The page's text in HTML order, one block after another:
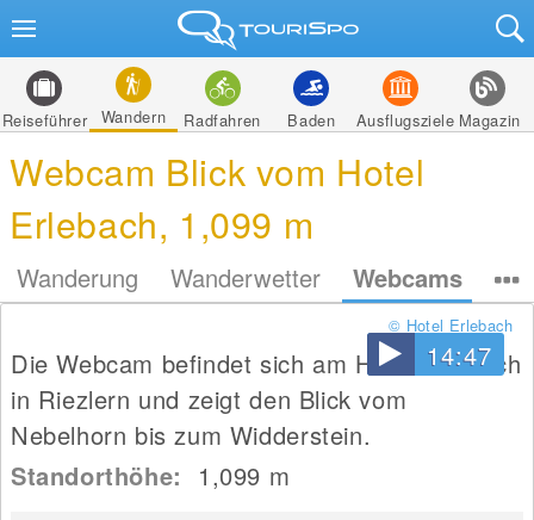
Reiseführer Wandern Radfahren Baden Ausflugsziele Magazin
Webcam Blick vom Hotel
Erlebach, 1,099 m
Wanderung Wanderwetter Webcams
14:47
© Hotel Erlebach
Die Webcam befindet sich am Hotel Erlebach
in Riezlern und zeigt den Blick vom
Nebelhorn bis zum Widderstein.
Standorthöhe: 1,099 m